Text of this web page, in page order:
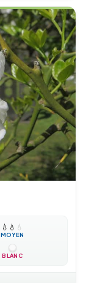
💧 💧 💧
MOYEN
BLANC